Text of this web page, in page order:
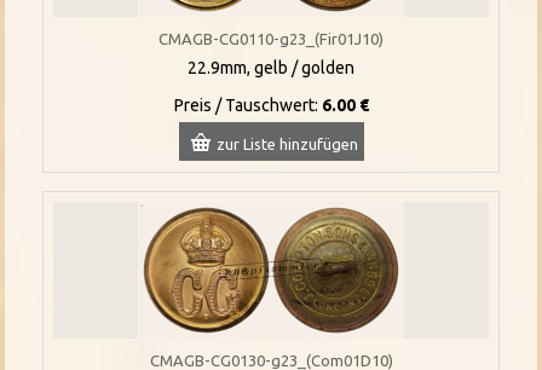
CMAGB-CG0110-g23_(Fir01J10)
22.9mm, gelb / golden
Preis / Tauschwert: 6.00 €
zur Liste hinzufügen
CMAGB-CG0130-g23_(Com01D10)